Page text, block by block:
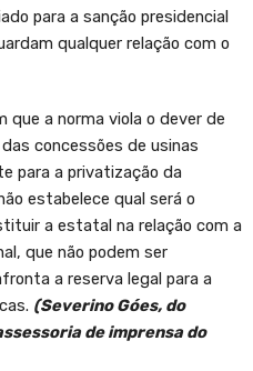
para a sanção presidencial
qualquer relação com o
que a norma viola o dever de
concessões de usinas
para a privatização da
estabelece qual será o
a estatal na relação com a
que não podem ser
a reserva legal para a
(Severino Góes, do
de imprensa do